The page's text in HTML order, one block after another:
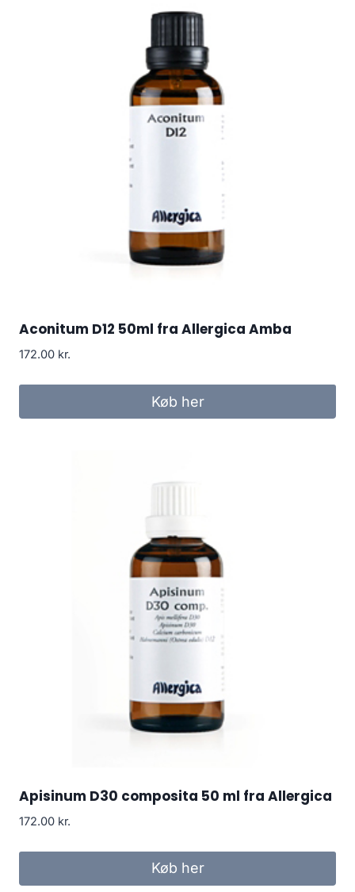
Aconitum D12 50ml fra Allergica Amba
172.00 kr.
Køb her
Apisinum D30 composita 50 ml fra Allergica
172.00 kr.
Køb her